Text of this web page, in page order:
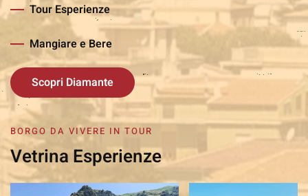
Tour Esperienze
Mangiare e Bere
Scopri Diamante
BORGO DA VIVERE IN TOUR
Vetrina Esperienze